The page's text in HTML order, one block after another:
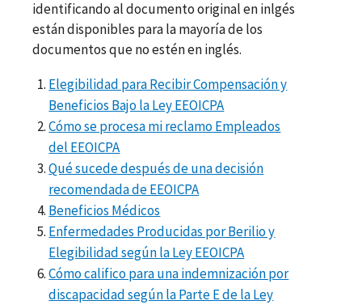
identificando al documento original en inlgés
están disponibles para la mayoría de los
documentos que no estén en inglés.
Elegibilidad para Recibir Compensación y
Beneficios Bajo la Ley EEOICPA
Cómo se procesa mi reclamo Empleados
del EEOICPA
Qué sucede después de una decisión
recomendada de EEOICPA
Beneficios Médicos
Enfermedades Producidas por Berilio y
Elegibilidad según la Ley EEOICPA
Cómo califico para una indemnización por
discapacidad según la Parte E de la Ley